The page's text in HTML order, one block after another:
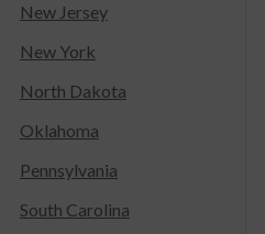
New Jersey
New York
North Dakota
Oklahoma
Pennsylvania
South Carolina